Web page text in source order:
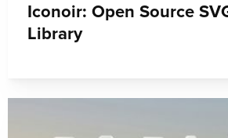
Iconoir: Open Source
Library